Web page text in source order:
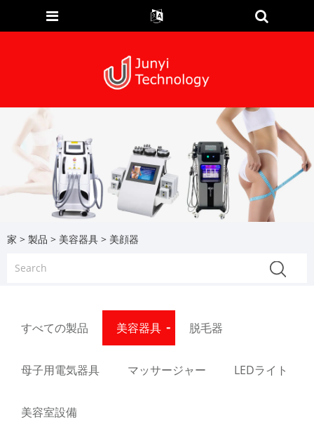
家 > 製品 > 美容器具 > 美顔器
すべての製品 美容器具 脱毛器
母子用電気器具 マッサージャー LEDライト
美容室設備